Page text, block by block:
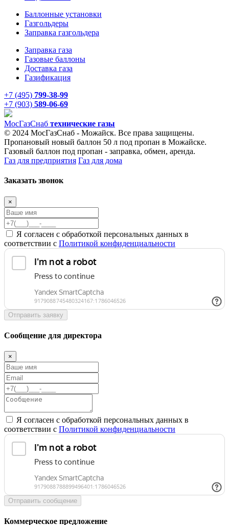
Баллонные установки
Газгольдеры
Заправка газгольдера
Заправка газа
Газовые баллоны
Доставка газа
Газификация
+7 (495) 799-38-99
+7 (903) 589-06-69
МосГазСнаб технические газы
© 2024 МосГазСнаб - Можайск. Все права защищены.
Пропановый новый баллон 50 л под пропан в Можайске.
Газовый баллон под пропан - заправка, обмен, аренда.
Газ для предприятия Газ для дома
Заказать звонок
×
Я согласен с обработкой персональных данных в
соответствии с Политикой конфиденциальности
Отправить заявку
Сообщение для директора
×
Я согласен с обработкой персональных данных в
соответствии с Политикой конфиденциальности
Отправить сообщение
Коммерческое предложение